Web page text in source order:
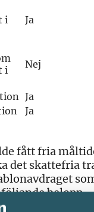
i
Ja
i
Nej
Ja
Ja
fått fria
det skattefria
belopp.